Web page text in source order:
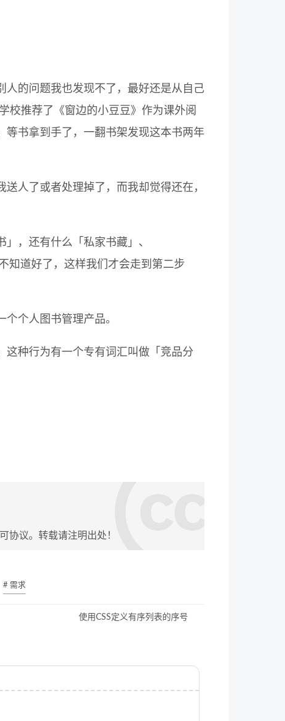
人的问题我也发现不了，最好还是从自己
校推荐了《窗边的小豆豆》作为课外阅
等书拿到手了，一翻书架发现这本书两年
人了或者处理掉了，而我却觉得还在，
，还有什么「私家书藏」、
知道好了，这样我们才会走到第二步
个人图书管理产品。
这种行为有一个专有词汇叫做「竞品分
协议。转载请注明出处！
# 需求
使用CSS定义有序列表的序号